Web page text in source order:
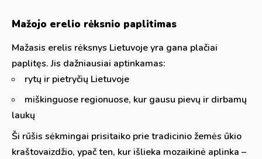
Mažojo erelio rėksnio paplitimas
Mažasis erelis rėksnys Lietuvoje yra gana plačiai
paplitęs. Jis dažniausiai aptinkamas:
rytų ir pietryčių Lietuvoje
miškinguose regionuose, kur gausu pievų ir dirbamų
laukų
Ši rūšis sėkmingai prisitaiko prie tradicinio žemės ūkio
kraštovaizdžio, ypač ten, kur išlieka mozaikinė aplinka –